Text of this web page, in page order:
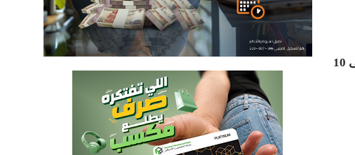
أعلن بنك التنمية الصناعية – IDB، عن تقديم قرض الموظفين، بقيمة تصل إلى 750 ألف جنيه وبفترة سداد تصل إلى 10